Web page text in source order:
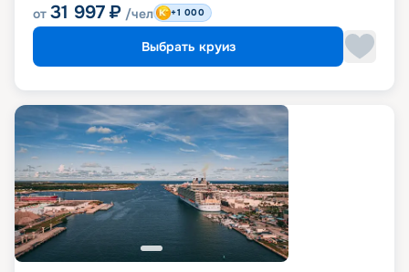
от 31 997 ₽ /чел +1 000
Выбрать круиз